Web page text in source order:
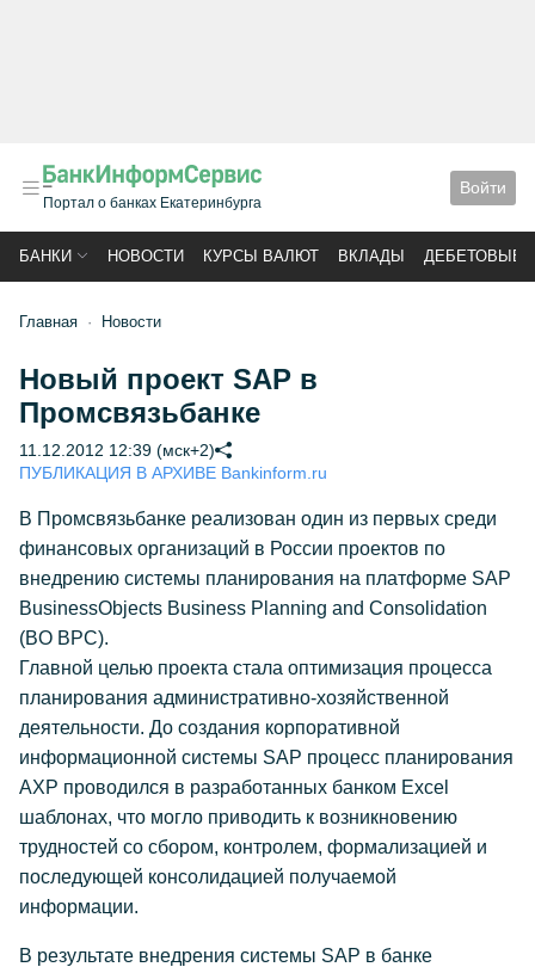
Портал о банках Екатеринбурга
Войти
БАНКИ НОВОСТИ КУРСЫ ВАЛЮТ ВКЛАДЫ ДЕБЕТОВЫЕ
Главная Новости
Новый проект SAP в
Промсвязьбанке
11.12.2012 12:39 (мск+2)
ПУБЛИКАЦИЯ В АРХИВЕ Bankinform.ru
В Промсвязьбанке реализован один из первых среди
финансовых организаций в России проектов по
внедрению системы планирования на платформе SAP
BusinessObjects Business Planning and Consolidation
(BO BPC).
Главной целью проекта стала оптимизация процесса
планирования административно-хозяйственной
деятельности. До создания корпоративной
информационной системы SAP процесс планирования
АХР проводился в разработанных банком Excel
шаблонах, что могло приводить к возникновению
трудностей со сбором, контролем, формализацией и
последующей консолидацией получаемой
информации.
В результате внедрения системы SAP в банке